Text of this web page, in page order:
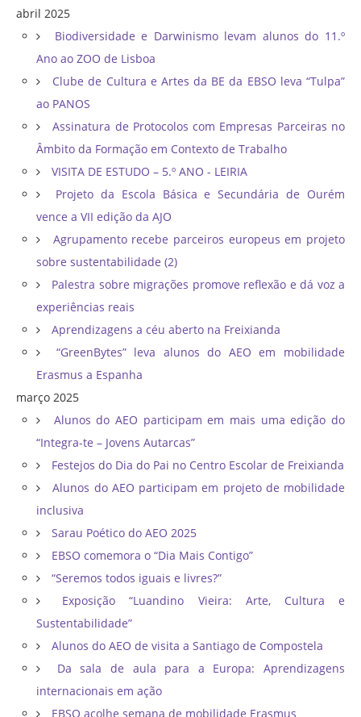
abril 2025
Biodiversidade e Darwinismo levam alunos do 11.º
Ano ao ZOO de Lisboa
Clube de Cultura e Artes da BE da EBSO leva “Tulpa”
ao PANOS
Assinatura de Protocolos com Empresas Parceiras no
Âmbito da Formação em Contexto de Trabalho
VISITA DE ESTUDO – 5.º ANO - LEIRIA
Projeto da Escola Básica e Secundária de Ourém
vence a VII edição da AJO
Agrupamento recebe parceiros europeus em projeto
sobre sustentabilidade (2)
Palestra sobre migrações promove reflexão e dá voz a
experiências reais
Aprendizagens a céu aberto na Freixianda
“GreenBytes” leva alunos do AEO em mobilidade
Erasmus a Espanha
março 2025
Alunos do AEO participam em mais uma edição do
“Integra-te – Jovens Autarcas”
Festejos do Dia do Pai no Centro Escolar de Freixianda
Alunos do AEO participam em projeto de mobilidade
inclusiva
Sarau Poético do AEO 2025
EBSO comemora o “Dia Mais Contigo”
“Seremos todos iguais e livres?”
Exposição “Luandino Vieira: Arte, Cultura e
Sustentabilidade”
Alunos do AEO de visita a Santiago de Compostela
Da sala de aula para a Europa: Aprendizagens
internacionais em ação
EBSO acolhe semana de mobilidade Erasmus